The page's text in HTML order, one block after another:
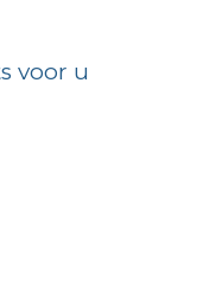
voor u